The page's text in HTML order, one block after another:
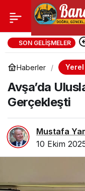
SON GELIŞMELER
Haberler Yerel
Avşa’da
Gerçekleşti
Mustafa
10 Ekim
İYİ Parti Erdek
Başkanlığı’nda
Levent Köse
Başkan Seçildi